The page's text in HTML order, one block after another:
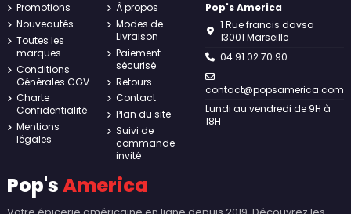
Promotions
Nouveautés
Toutes les
marques
Conditions
Générales CGV
Charte
Confidentialité
Mentions
légales
À propos
Modes de
Livraison
Paiement
sécurisé
Retours
Contact
Plan du site
Suivi de
commande
invité
Pop's America
1 Rue francis davso
13001 Marseille
04.91.02.70.90
contact@popsamerica.com
Lundi au vendredi de 9H à
18H
Pop'sAmerica